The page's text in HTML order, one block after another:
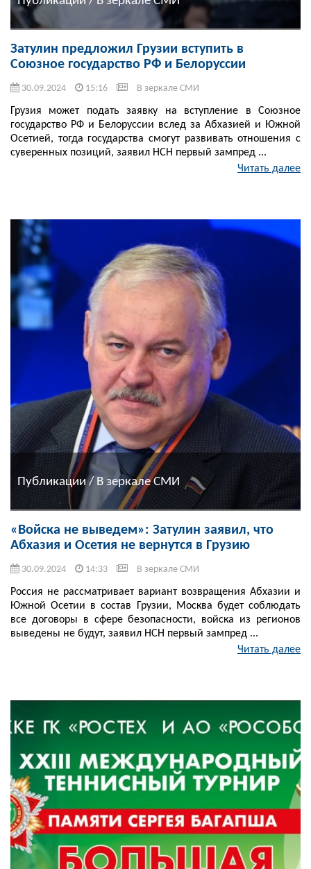
Затулин предложил Грузии вступить в
Союзное государство РФ и Белоруссии
30.09.2024 15:16 В зеркале СМИ
Грузия может подать заявку на вступление в Союзное
государство РФ и Белоруссии вслед за Абхазией и Южной
Осетией, тогда государства смогут развивать отношения с
суверенных позиций, заявил НСН первый зампред ...
Читать далее
Публикации / В зеркале СМИ
«Войска не выведем»: Затулин заявил, что
Абхазия и Осетия не вернутся в Грузию
30.09.2024 14:33 В зеркале СМИ
Россия не рассматривает вариант возвращения Абхазии и
Южной Осетии в состав Грузии, Москва будет соблюдать
все договоры в сфере безопасности, войска из регионов
выведены не будут, заявил НСН первый зампред ...
Читать далее